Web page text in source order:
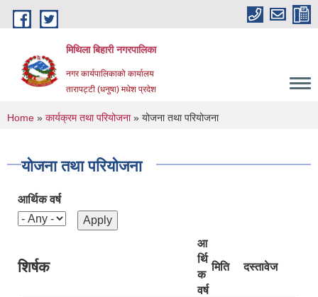
Skip to main content
मिथिला बिहारी नगरपालिका
नगर कार्यपालिकाको कार्यालय
तारापट्टी (धनुषा) मधेश प्रदेश
You are here
Home » कार्यक्रम तथा परियोजना» योजना तथा परियोजना
योजना तथा परियोजना
आर्थिक वर्ष
शिर्षक
आ
र्थि
क
वर्ष
मिति दस्तावेज